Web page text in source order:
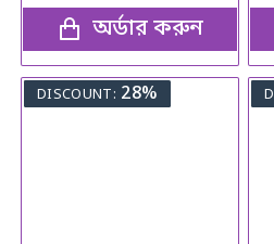
অর্ডার করুন
DISCOUNT: 28%